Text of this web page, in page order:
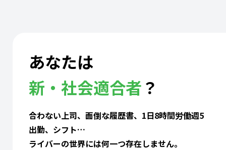
あなたは
新・社会適合者？
合わない上司、面倒な履歴書、1日8時間労働週5
出勤、シフト…
ライバーの世界には何一つ存在しません。